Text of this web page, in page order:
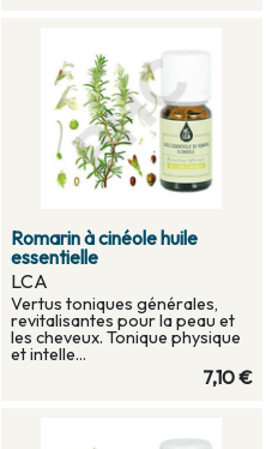
Romarin à cinéole huile
essentielle
LCA
Vertus toniques générales,
revitalisantes pour la peau et
les cheveux. Tonique physique
et intelle...
7,10 €